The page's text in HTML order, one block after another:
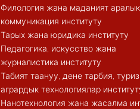
Филология жана маданият аралык
коммуникация институту
Тарых жана юридика институту
Педагогика, искусство жана
журналистика институту
Табият таануу, дене тарбия,
агрардык технологиялар
Нанотехнология жана жасалма